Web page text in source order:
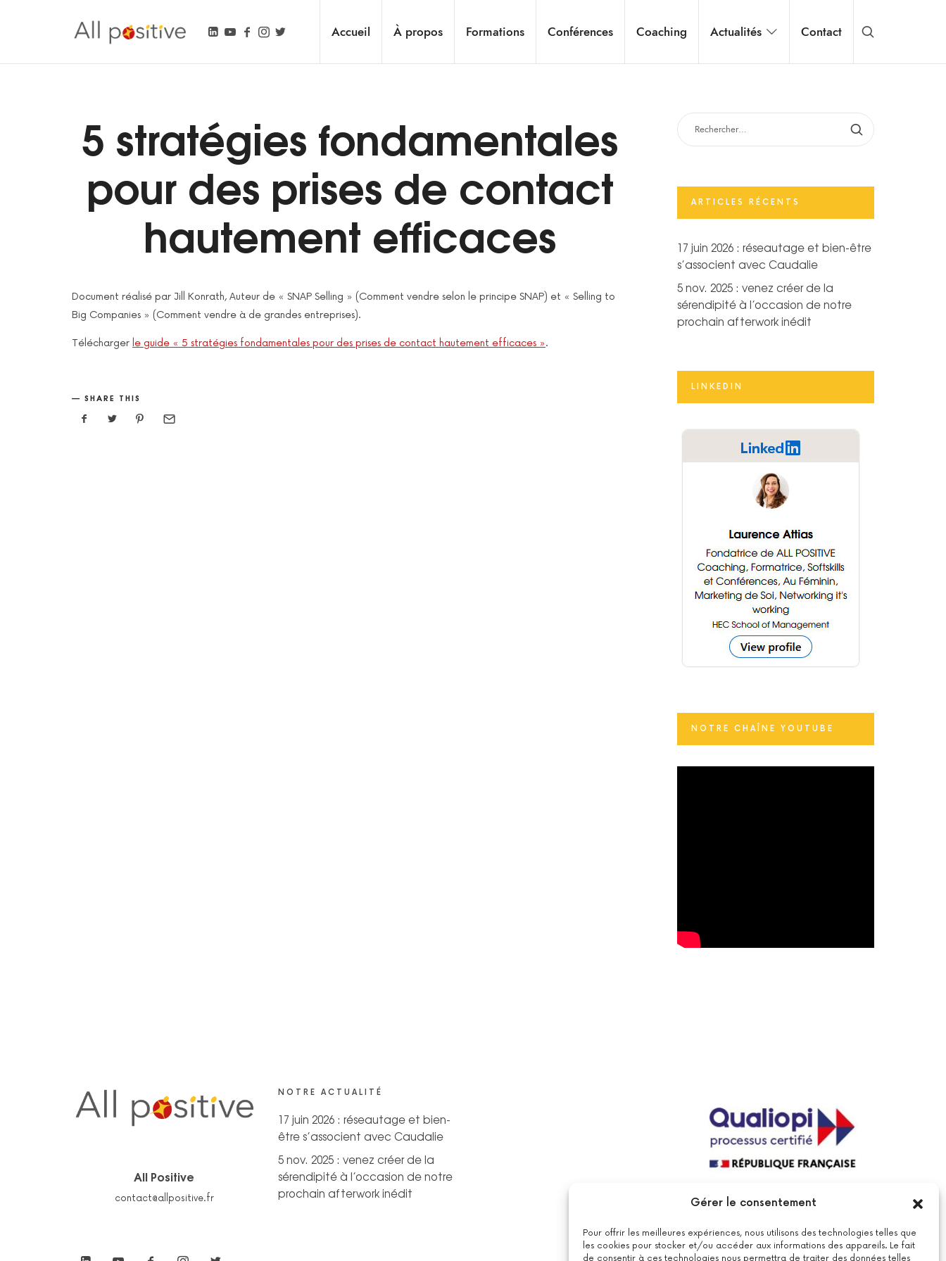
Gérer le consentement
Pour offrir les meilleures expériences, nous utilisons des technologies telles que
les cookies pour stocker et/ou accéder aux informations des appareils. Le fait
de consentir à ces technologies nous permettra de traiter des données telles
All Positive Accueil À propos Formations Conférences Coaching Actualités Contact
5 stratégies fondamentales
pour des prises de contact
hautement efficaces
Document réalisé par Jill Konrath, Auteur de « SNAP Selling » (Comment vendre selon le principe SNAP) et « Selling to
Big Companies » (Comment vendre à de grandes entreprises).
Télécharger le guide « 5 stratégies fondamentales pour des prises de contact hautement efficaces ».
SHARE THIS
RECHERCHER :
ARTICLES RÉCENTS
17 juin 2026 : réseautage et bien-être
s’associent avec Caudalie
5 nov. 2025 : venez créer de la
sérendipité à l’occasion de notre
prochain afterwork inédit
LINKEDIN
NOTRE CHAÎNE YOUTUBE
All Positive
contact@allpositive.fr
NOTRE ACTUALITÉ
17 juin 2026 : réseautage et bien-
être s’associent avec Caudalie
5 nov. 2025 : venez créer de la
sérendipité à l’occasion de notre
prochain afterwork inédit
La certification qualité a été délivrée au
de formations.Voir le certificat